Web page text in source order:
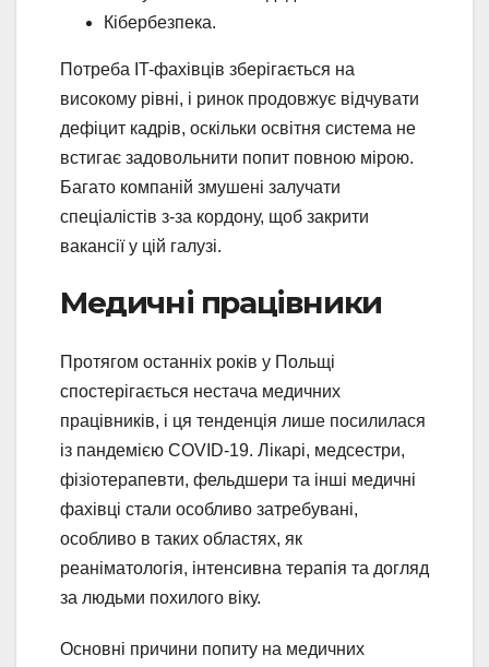
Кібербезпека.
Потреба IT-фахівців зберігається на
високому рівні, і ринок продовжує відчувати
дефіцит кадрів, оскільки освітня система не
встигає задовольнити попит повною мірою.
Багато компаній змушені залучати
спеціалістів з-за кордону, щоб закрити
вакансії у цій галузі.
Медичні працівники
Протягом останніх років у Польщі
спостерігається нестача медичних
працівників, і ця тенденція лише посилилася
із пандемією COVID-19. Лікарі, медсестри,
фізіотерапевти, фельдшери та інші медичні
фахівці стали особливо затребувані,
особливо в таких областях, як
реаніматологія, інтенсивна терапія та догляд
за людьми похилого віку.
Основні причини попиту на медичних